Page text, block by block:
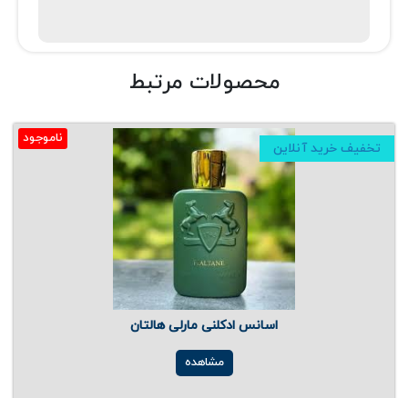
محصولات مرتبط
ناموجود
تخفیف خرید آنلاین
اسانس ادکلنی مارلی هالتان
مشاهده